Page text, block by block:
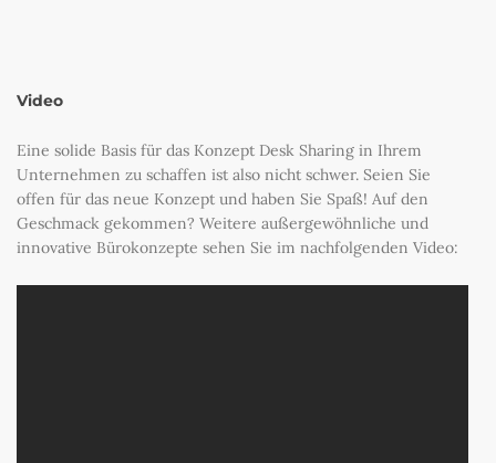
Video
Eine solide Basis für das Konzept Desk Sharing in Ihrem
Unternehmen zu schaffen ist also nicht schwer. Seien Sie
offen für das neue Konzept und haben Sie Spaß! Auf den
Geschmack gekommen? Weitere außergewöhnliche und
innovative Bürokonzepte sehen Sie im nachfolgenden Video: